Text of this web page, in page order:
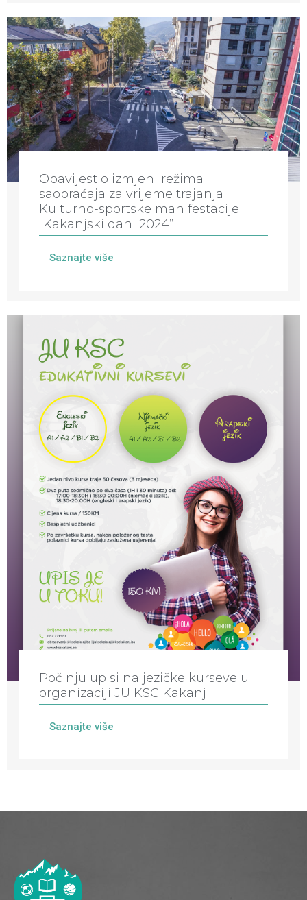
Obavijest o izmjeni režima
saobraćaja za vrijeme trajanja
Kulturno-sportske manifestacije
“Kakanjski dani 2024”
Saznajte više
Počinju upisi na jezičke kurseve u
organizaciji JU KSC Kakanj
Saznajte više